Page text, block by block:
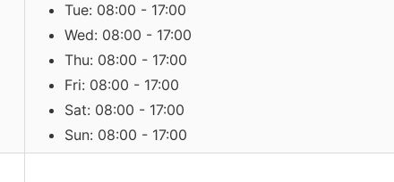
Tue: 08:00 - 17:00
Wed: 08:00 - 17:00
Thu: 08:00 - 17:00
Fri: 08:00 - 17:00
Sat: 08:00 - 17:00
Sun: 08:00 - 17:00